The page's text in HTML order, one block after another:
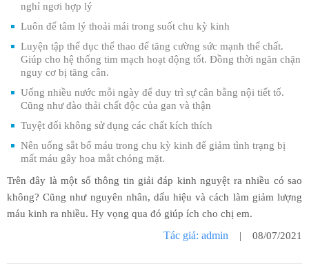
nghỉ ngơi hợp lý
Luôn để tâm lý thoải mái trong suốt chu kỳ kinh
Luyện tập thể dục thể thao để tăng cường sức mạnh thể chất.
Giúp cho hệ thống tim mạch hoạt động tốt. Đồng thời ngăn chặn
nguy cơ bị tăng cân.
Uống nhiều nước mỗi ngày để duy trì sự cân bằng nội tiết tố.
Cũng như đào thải chất độc của gan và thận
Tuyệt đối không sử dụng các chất kích thích
Nên uống sắt bổ máu trong chu kỳ kinh để giảm tình trạng bị
mất máu gây hoa mắt chóng mặt.
Trên đây là một số thông tin giải đáp kinh nguyệt ra nhiều có sao
không? Cũng như nguyên nhân, dấu hiệu và cách làm giảm lượng
máu kinh ra nhiều. Hy vọng qua đó giúp ích cho chị em.
Tác giả: admin | 08/07/2021